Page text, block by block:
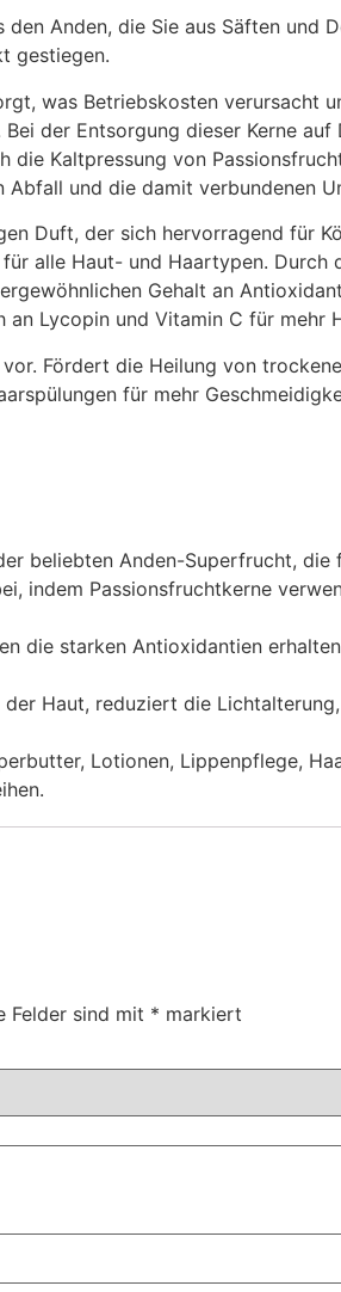
Anden, die Sie aus Säften und
gestiegen.
was Betriebskosten
der Entsorgung dieser Kerne
Kaltpressung von
und die damit verbundenen
Duft, der sich hervorragend für
alle Haut- und Haartypen.
Gehalt an
Lycopin und Vitamin C für mehr
Fördert die Heilung von
für mehr
beliebten Anden-Superfrucht,
indem Passionsfruchtkerne
die starken Antioxidantien
Haut, reduziert die
Lotionen, Lippenpflege,
Felder sind mit * markiert